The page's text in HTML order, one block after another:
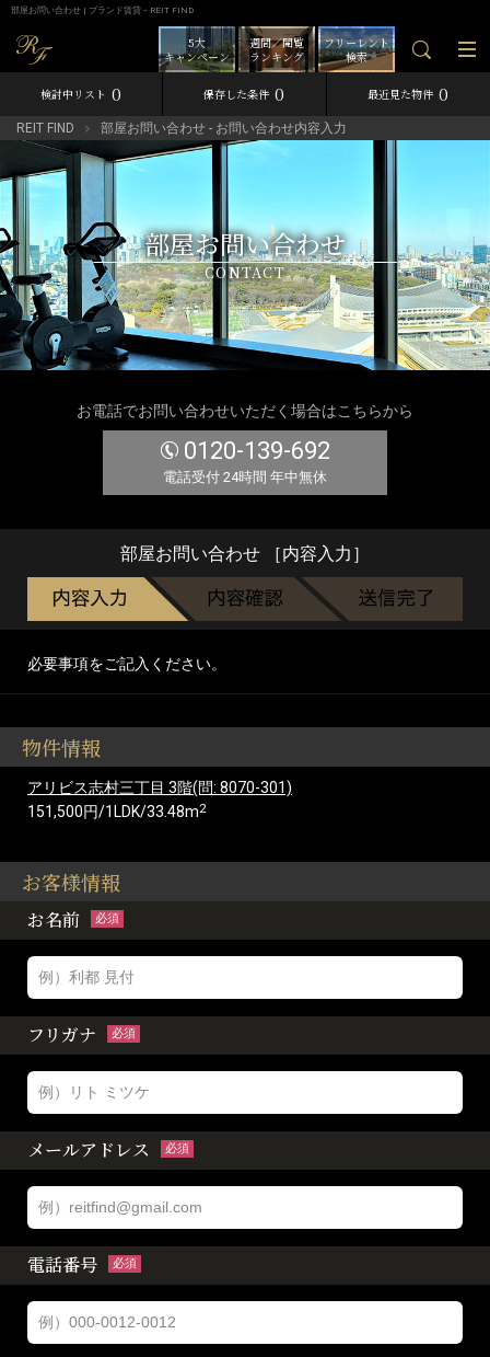
部屋お問い合わせ | ブランド賃貸－REIT FIND
フリーレント
検索
週間／閲覧
ランキング
5大
キャンペーン
検討中リスト 0 保存した条件 0 最近見た物件 0
REIT FIND 部屋お問い合わせ - お問い合わせ内容入力
部屋お問い合わせ
CONTACT
お電話でお問い合わせいただく場合はこちらから
0120-139-692
電話受付 24時間 年中無休
部屋お問い合わせ ［内容入力］
必要事項をご記入ください。
物件情報
アリビス志村三丁目 3階(問: 8070-301)
151,500円/1LDK/33.48m2
お客様情報
お名前 必須
フリガナ 必須
メールアドレス 必須
電話番号 必須